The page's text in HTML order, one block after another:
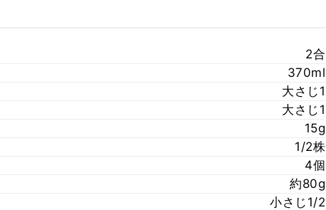
2合
370ml
大さじ1
大さじ1
15g
1/2株
4個
約80g
小さじ1/2